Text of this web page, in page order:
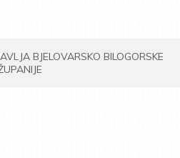
BJELOVARSKO BILOGORSKE